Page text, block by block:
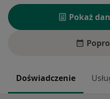
Pokaż
Doświadczenie